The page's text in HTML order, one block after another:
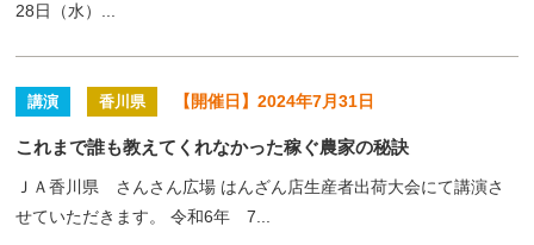
28日（水）...
講演 香川県 【開催日】2024年7月31日
これまで誰も教えてくれなかった稼ぐ農家の秘訣
ＪＡ香川県 さんさん広場 はんざん店生産者出荷大会にて講演さ
せていただきます。 令和6年 7...